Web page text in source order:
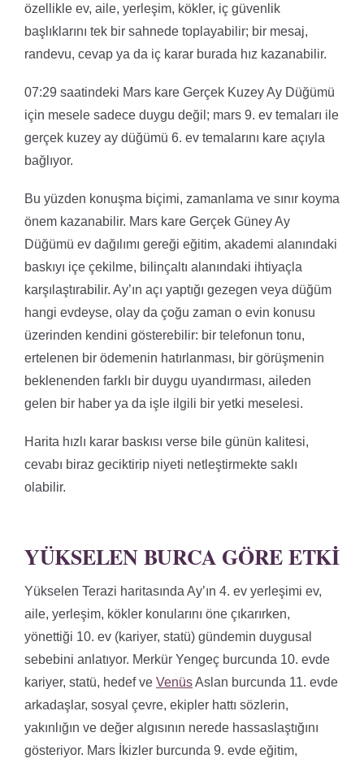
özellikle ev, aile, yerleşim, kökler, iç güvenlik
başlıklarını tek bir sahnede toplayabilir; bir mesaj,
randevu, cevap ya da iç karar burada hız kazanabilir.
07:29 saatindeki Mars kare Gerçek Kuzey Ay Düğümü
için mesele sadece duygu değil; mars 9. ev temaları ile
gerçek kuzey ay düğümü 6. ev temalarını kare açıyla
bağlıyor.
Bu yüzden konuşma biçimi, zamanlama ve sınır koyma
önem kazanabilir. Mars kare Gerçek Güney Ay
Düğümü ev dağılımı gereği eğitim, akademi alanındaki
baskıyı içe çekilme, bilinçaltı alanındaki ihtiyaçla
karşılaştırabilir. Ay’ın açı yaptığı gezegen veya düğüm
hangi evdeyse, olay da çoğu zaman o evin konusu
üzerinden kendini gösterebilir: bir telefonun tonu,
ertelenen bir ödemenin hatırlanması, bir görüşmenin
beklenenden farklı bir duygu uyandırması, aileden
gelen bir haber ya da işle ilgili bir yetki meselesi.
Harita hızlı karar baskısı verse bile günün kalitesi,
cevabı biraz geciktirip niyeti netleştirmekte saklı
olabilir.
YÜKSELEN BURCA GÖRE ETKI
Yükselen Terazi haritasında Ay’ın 4. ev yerleşimi ev,
aile, yerleşim, kökler konularını öne çıkarırken,
yönettiği 10. ev (kariyer, statü) gündemin duygusal
sebebini anlatıyor. Merkür Yengeç burcunda 10. evde
kariyer, statü, hedef ve VenüsAslan burcunda 11. evde
arkadaşlar, sosyal çevre, ekipler hattı sözlerin,
yakınlığın ve değer algısının nerede hassaslaştığını
gösteriyor. Mars İkizler burcunda 9. evde eğitim,